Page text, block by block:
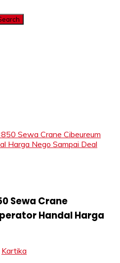
Sewa Crane Cibeureum
Harga Nego Sampai Deal
Sewa Crane
Handal Harga
Kartika